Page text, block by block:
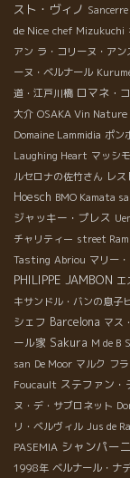
スト・ヴィノ Sancerre
de Nice chef Mizukuchi
アン ラ・コリーヌ・アン
ーヌ・ベルナール
道・江戸川橋 ロマネ・
大介 OSAKA Vin
Domaine Lammidia ポン
Laughing Heart マッシ
ルセロナの佐竹さん レス
Hoesch BMO Kamata
ジャッキー・プレス
チャリティー street
Tasting Abriou マリー
PHILIPPE JAMBON エ
キサンドル・バンの息子
シェフ Barcelona マス
ール家 Sakura M de B
san De Moor マルク フ
Foucault ステファン・
ヌ・デ・サブロネット
リ・ベルヴィル Jus de
PASEMIA シャンパー
1998年 ベルナール・ナ